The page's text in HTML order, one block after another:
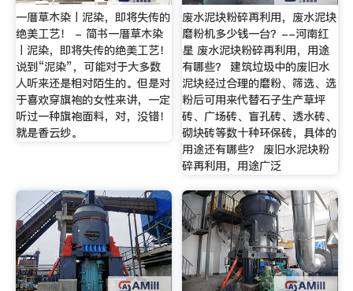
一厝草木染丨泥染，即将失传的
绝美工艺！ - 简书一厝草木染
丨泥染，即将失传的绝美工艺！
说到“泥染”，可能对于大多数
人听来还是相对陌生的。但是对
于喜欢穿旗袍的女性来讲，一定
听过一种旗袍面料，对，没错！
就是香云纱。
废水泥块粉碎再利用，废水泥块
磨粉机多少钱一台？--河南红
星 废水泥块粉碎再利用，用途
有哪些？ 建筑垃圾中的废旧水
泥块经过合理的磨粉、筛选、选
粉后可用来代替石子生产草坪
砖、广场砖、盲孔砖、透水砖、
砌块砖等数十种环保砖，具体的
用途还有哪些？ 废旧水泥块粉
碎再利用，用途广泛